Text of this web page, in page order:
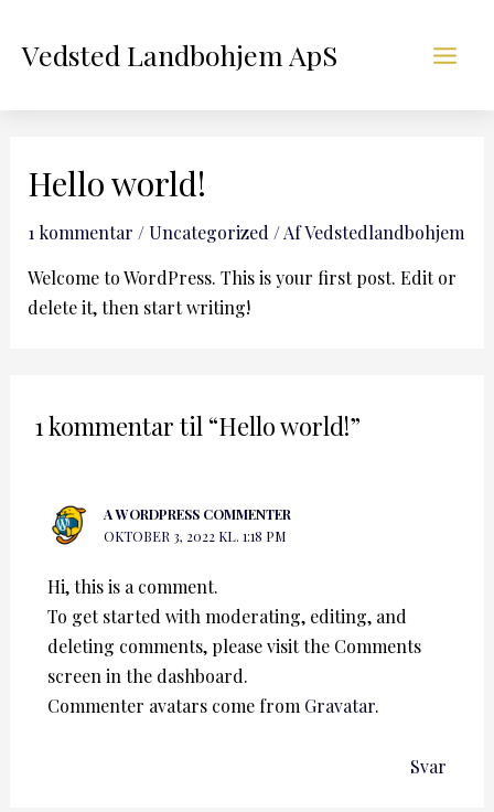
indholdet
Vedsted Landbohjem ApS
Hello world!
1 kommentar /Uncategorized / AfVedstedlandbohjem
Welcome to WordPress. This is your first post. Edit or
delete it, then start writing!
1 kommentar til “Hello world!”
A WORDPRESS COMMENTER
OKTOBER 3, 2022 KL. 1:18 PM
Hi, this is a comment.
To get started with moderating, editing, and
deleting comments, please visit the Comments
screen in the dashboard.
Commenter avatars come from Gravatar.
Svar